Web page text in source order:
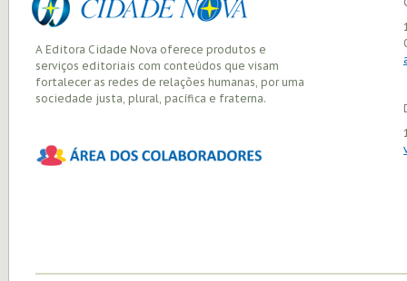
A Editora Cidade Nova oferece produtos e
serviços editoriais com conteúdos que visam
fortalecer as redes de relações humanas, por uma
sociedade justa, plural, pacífica e fraterna.